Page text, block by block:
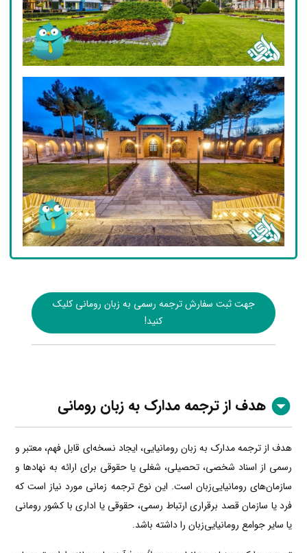
جهت ثبت سفارش ترجمه رسمی به زبان رومانی کلیک
کنید!
هدف از ترجمه مدارک به زبان رومانی
هدف از ترجمه مدارک به زبان رومانیایی، ایجاد نسخه‌ای قابل فهم، معتبر و
رسمی از اسناد شخصی، تحصیلی، شغلی یا حقوقی برای ارائه به نهادها و
سازمان‌های رومانیایی‌زبان است. این نوع ترجمه زمانی مورد نیاز است که
فرد یا سازمان قصد برقراری ارتباط رسمی، حقوقی یا اداری با کشور رومانی
یا سایر جوامع رومانیایی‌زبان را داشته باشد.